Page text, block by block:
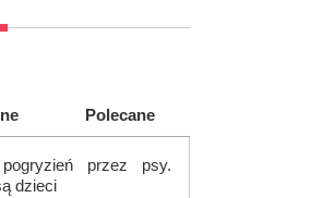
Polecane
przez psy.
dzieci